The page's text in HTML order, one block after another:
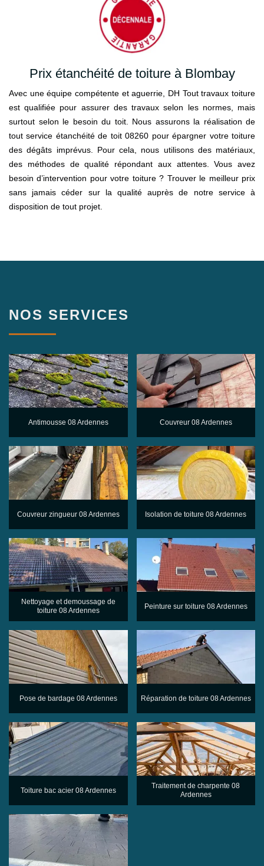
Prix étanchéité de toiture à Blombay
Avec une équipe compétente et aguerrie, DH Tout travaux toiture
est qualifiée pour assurer des travaux selon les normes, mais
surtout selon le besoin du toit. Nous assurons la réalisation de
tout service étanchéité de toit 08260 pour épargner votre toiture
des dégâts imprévus. Pour cela, nous utilisons des matériaux,
des méthodes de qualité répondant aux attentes. Vous avez
besoin d’intervention pour votre toiture ? Trouver le meilleur prix
sans jamais céder sur la qualité auprès de notre service à
disposition de tout projet.
NOS SERVICES
Antimousse 08 Ardennes Couvreur 08 Ardennes
Couvreur zingueur 08 Ardennes Isolation de toiture 08 Ardennes
Nettoyage et demoussage de
toiture 08 Ardennes
Peinture sur toiture 08 Ardennes
Pose de bardage 08 Ardennes Réparation de toiture 08 Ardennes
Toiture bac acier 08 Ardennes
Traitement de charpente 08
Ardennes